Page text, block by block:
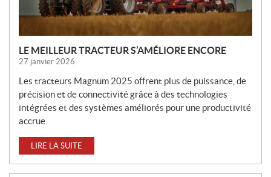
L
L
E
S
LE MEILLEUR TRACTEUR S’AMÉLIORE ENCORE
27 janvier 2026
Les tracteurs Magnum 2025 offrent plus de puissance, de
précision et de connectivité grâce à des technologies
intégrées et des systèmes améliorés pour une productivité
accrue.
LIRE LA SUITE